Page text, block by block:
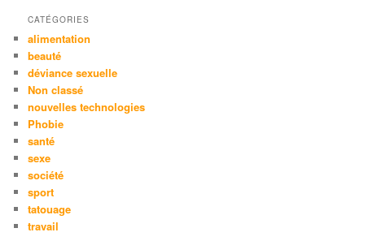
CATÉGORIES
alimentation
beauté
déviance sexuelle
Non classé
nouvelles technologies
Phobie
santé
sexe
société
sport
tatouage
travail